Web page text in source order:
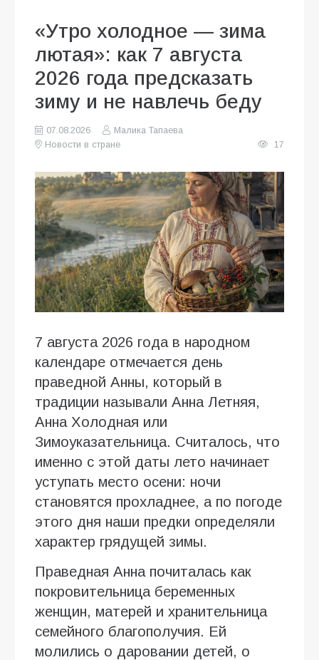
«Утро холодное — зима
лютая»: как 7 августа
2026 года предсказать
зиму и не навлечь беду
07.08.2026
Малика Тапаева
Новости в стране
17
7 августа 2026 года в народном
календаре отмечается день
праведной Анны, который в
традиции называли Анна Летняя,
Анна Холодная или
Зимоуказательница. Считалось, что
именно с этой даты лето начинает
уступать место осени: ночи
становятся прохладнее, а по погоде
этого дня наши предки определяли
характер грядущей зимы.
Праведная Анна почиталась как
покровительница беременных
женщин, матерей и хранительница
семейного благополучия. Ей
молились о даровании детей, о